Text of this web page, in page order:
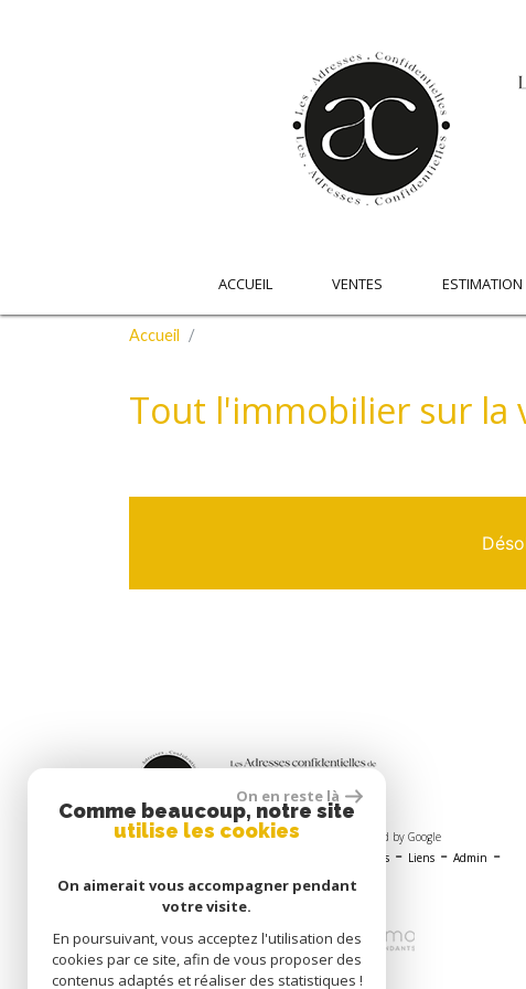
ACCUEIL VENTES ESTIMATION
Accueil
Tout l'immobilier sur la
© 2026 | Tous droits réservés - Traduction powered by Google
Nos honoraires - Liens - Admin -
Politique RGPD
Site réalisé par :
On en reste là
Comme beaucoup, notre site
utilise les cookies
On aimerait vous accompagner pendant
votre visite.
En poursuivant, vous acceptez l'utilisation des
cookies par ce site, afin de vous proposer des
contenus adaptés et réaliser des statistiques !